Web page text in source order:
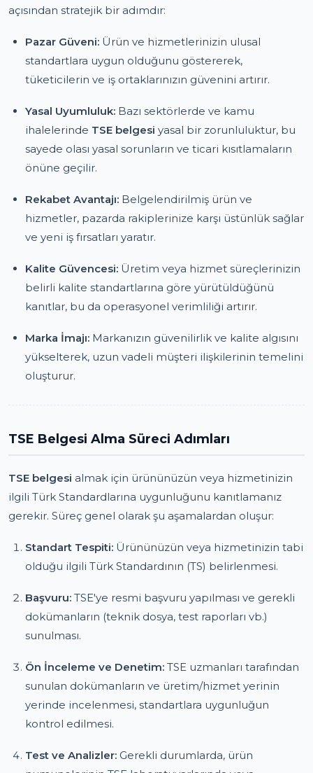
açısından stratejik bir adımdır:
Pazar Güveni: Ürün ve hizmetlerinizin ulusal
standartlara uygun olduğunu göstererek,
tüketicilerin ve iş ortaklarınızın güvenini artırır.
Yasal Uyumluluk: Bazı sektörlerde ve kamu
ihalelerinde TSE belgesi yasal bir zorunluluktur, bu
sayede olası yasal sorunların ve ticari kısıtlamaların
önüne geçilir.
Rekabet Avantajı: Belgelendirilmiş ürün ve
hizmetler, pazarda rakiplerinize karşı üstünlük sağlar
ve yeni iş fırsatları yaratır.
Kalite Güvencesi: Üretim veya hizmet süreçlerinizin
belirli kalite standartlarına göre yürütüldüğünü
kanıtlar, bu da operasyonel verimliliği artırır.
Marka İmajı: Markanızın güvenilirlik ve kalite algısını
yükselterek, uzun vadeli müşteri ilişkilerinin temelini
oluşturur.
TSE Belgesi Alma Süreci Adımları
TSE belgesi almak için ürününüzün veya hizmetinizin
ilgili Türk Standardlarına uygunluğunu kanıtlamanız
gerekir. Süreç genel olarak şu aşamalardan oluşur:
Standart Tespiti: Ürününüzün veya hizmetinizin tabi
olduğu ilgili Türk Standardının (TS) belirlenmesi.
Başvuru: TSE'ye resmi başvuru yapılması ve gerekli
dokümanların (teknik dosya, test raporları vb.)
sunulması.
Ön İnceleme ve Denetim: TSE uzmanları tarafından
sunulan dokümanların ve üretim/hizmet yerinin
yerinde incelenmesi, standartlara uygunluğun
kontrol edilmesi.
Test ve Analizler: Gerekli durumlarda, ürün